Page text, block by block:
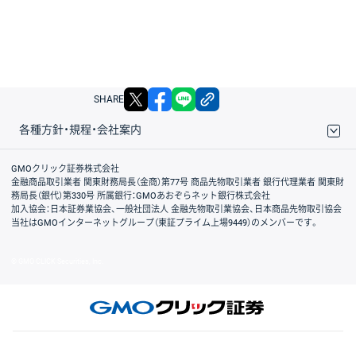
SHARE X facebook
各種方針・規程・会社案内
取引規程・約款
サイトマップ
その他のご案内
個人情報保護方針
最良執行方針
サイトのご利用について
ディスクレイマー
信託保全
リスク説明
会社案内
GMOクリック証券株式会社
金融商品取引業者 関東財務局長（金商）第77号 商品先物取引業者 銀行代理業者 関東財
務局長（銀代）第330号 所属銀行：GMOあおぞらネット銀行株式会社
加入協会：日本証券業協会、一般社団法人 金融先物取引業協会、日本商品先物取引協会
当社はGMOインターネットグループ（東証プライム上場9449）のメンバーです。